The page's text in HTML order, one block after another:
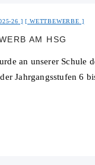
26 WETTBEWERBE
AM HSG
an unserer Schule
Jahrgangsstufen 6